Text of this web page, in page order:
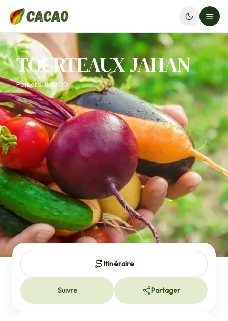
TOURTEAUX JAHAN
Poitiers · 86000
Itinéraire
Suivre Partager